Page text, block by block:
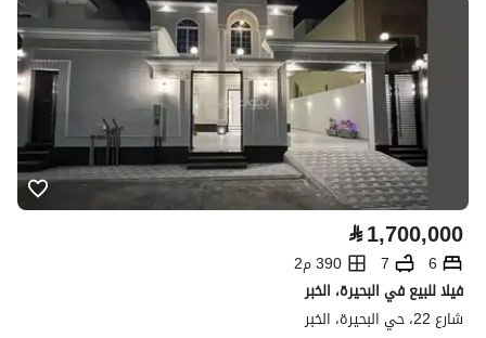
⃁1,700,000
6
7
390 م2
فيلا للبيع في البحيرة، الخبر
شارع 22، حي البحيرة، الخبر